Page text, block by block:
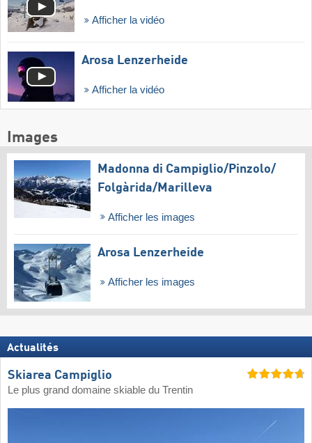
Afficher la vidéo
Arosa Lenzerheide
Afficher la vidéo
Images
Madonna di Campiglio/​Pinzolo/​
Folgàrida/​Marilleva
Afficher les images
Arosa Lenzerheide
Afficher les images
Actualités
Skiarea Campiglio
Le plus grand domaine skiable du Trentin